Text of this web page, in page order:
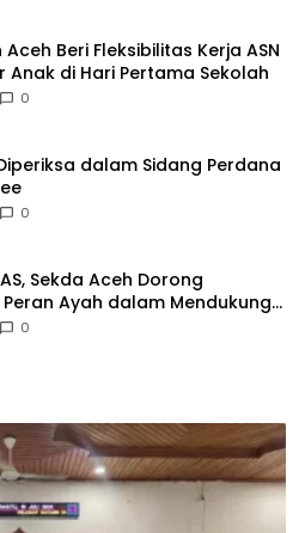
Beri Fleksibilitas Kerja ASN
Anak di Hari Pertama Sekolah
0
dalam Sidang Perdana
0
Sekda Aceh Dorong
Ayah dalam Mendukung
0